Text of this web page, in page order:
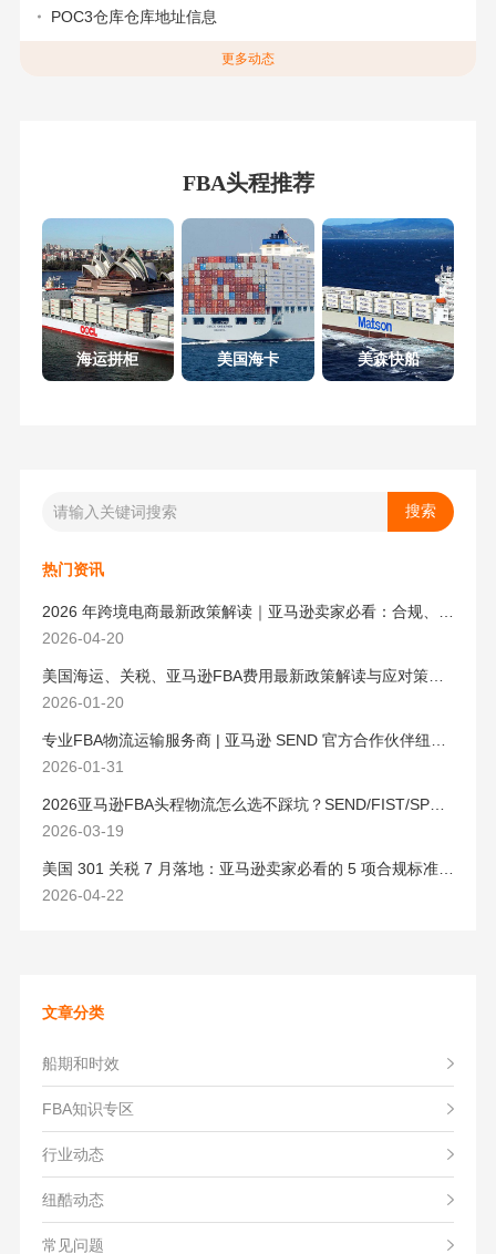
POC3仓库仓库地址信息
更多动态
FBA头程推荐
海运拼柜 美国海卡 美森快船
热门资讯
2026-04-20
美国海运、关税、亚马逊FBA费用最新政策解读与应对策略（2026版）
2026-01-20
2026-01-31
2026亚马逊FBA头程物流怎么选不踩坑？SEND/FIST/SPN官方认证物流商，只有这家敢承诺“准达率第一”
2026-03-19
美国 301 关税 7 月落地：亚马逊卖家必看的 5 项合规标准与稳交付方案
2026-04-22
文章分类
船期和时效
FBA知识专区
行业动态
纽酷动态
常见问题